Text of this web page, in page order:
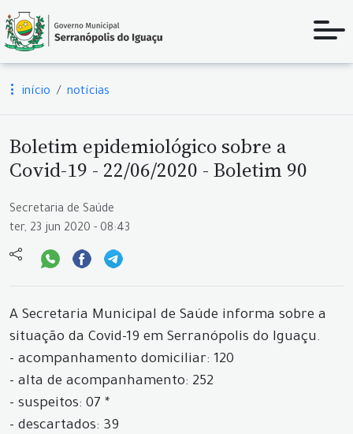
início notícias
Boletim epidemiológico sobre a
Covid-19 - 22/06/2020 - Boletim 90
Secretaria de Saúde
ter, 23 jun 2020 - 08:43
A Secretaria Municipal de Saúde informa sobre a
situação da Covid-19 em Serranópolis do Iguaçu.
- acompanhamento domiciliar: 120
- alta de acompanhamento: 252
- suspeitos: 07 *
- descartados: 39